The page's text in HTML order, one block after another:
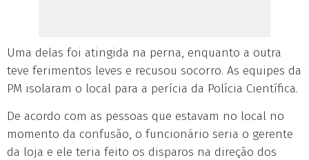
Uma delas foi atingida na perna, enquanto a outra
teve ferimentos leves e recusou socorro. As equipes da
PM isolaram o local para a perícia da Polícia Científica.
De acordo com as pessoas que estavam no local no
momento da confusão, o funcionário seria o gerente
da loja e ele teria feito os disparos na direção dos